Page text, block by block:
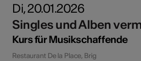
Di, 20.01.2026
Singles und Alben
Kurs für Musikschaffende
Restaurant De la Place, Brig